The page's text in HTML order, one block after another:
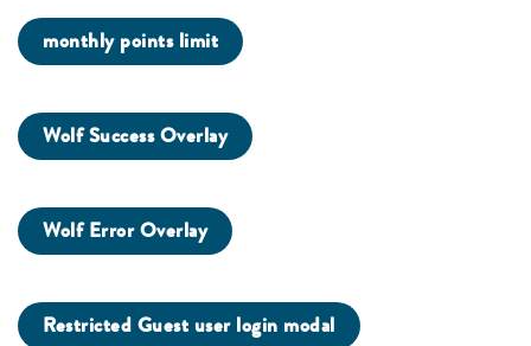
monthly points limit
Wolf Success Overlay
Wolf Error Overlay
Restricted Guest user login modal